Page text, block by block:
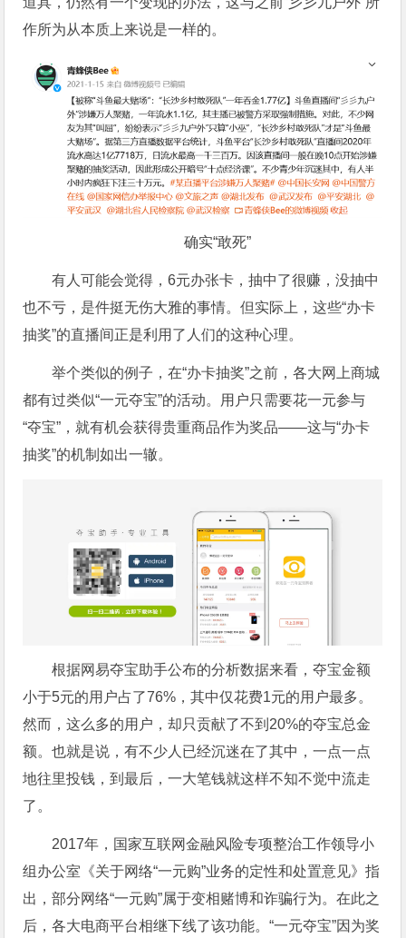
作所为从本质上来说是一样的。
确实“敢死”
有人可能会觉得，6元办张卡，抽中了很赚，没抽中
也不亏，是件挺无伤大雅的事情。但实际上，这些“办卡
抽奖”的直播间正是利用了人们的这种心理。
举个类似的例子，在“办卡抽奖”之前，各大网上商城
都有过类似“一元夺宝”的活动。用户只需要花一元参与
“夺宝”，就有机会获得贵重商品作为奖品——这与“办卡
抽奖”的机制如出一辙。
根据网易夺宝助手公布的分析数据来看，夺宝金额
小于5元的用户占了76%，其中仅花费1元的用户最多。
然而，这么多的用户，却只贡献了不到20%的夺宝总金
额。也就是说，有不少人已经沉迷在了其中，一点一点
地往里投钱，到最后，一大笔钱就这样不知不觉中流走
了。
2017年，国家互联网金融风险专项整治工作领导小
组办公室《关于网络“一元购”业务的定性和处置意见》指
出，部分网络“一元购”属于变相赌博和诈骗行为。在此之
后，各大电商平台相继下线了该功能。“一元夺宝”因为奖